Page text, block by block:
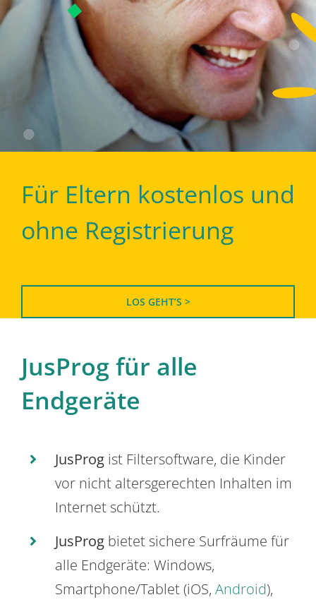
Für Eltern kostenlos und
ohne Registrierung
LOS GEHT’S >
JusProg für alle
Endgeräte
JusProg ist Filtersoftware, die Kinder
vor nicht altersgerechten Inhalten im
Internet schützt.
JusProg bietet sichere Surfräume für
alle Endgeräte: Windows,
Smartphone/Tablet (iOS, Android),